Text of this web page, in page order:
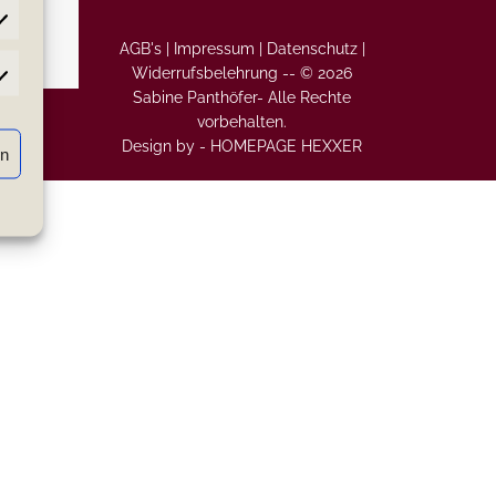
AGB's | Impressum |
Datenschutz |
Widerrufsbelehrung -- © 2026
Sabine Panthöfer- Alle Rechte
vorbehalten.
Design by - HOMEPAGE HEXXER